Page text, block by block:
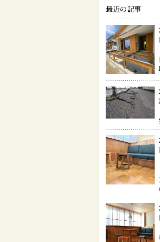
最近の記事